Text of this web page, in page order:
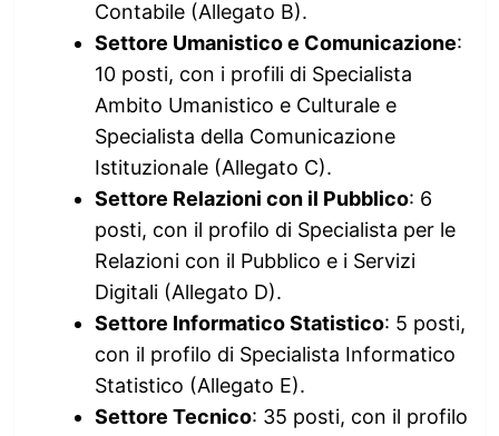
Contabile (Allegato B).
Settore Umanistico e Comunicazione:
10 posti, con i profili di Specialista
Ambito Umanistico e Culturale e
Specialista della Comunicazione
Istituzionale (Allegato C).
Settore Relazioni con il Pubblico: 6
posti, con il profilo di Specialista per le
Relazioni con il Pubblico e i Servizi
Digitali (Allegato D).
Settore Informatico Statistico: 5 posti,
con il profilo di Specialista Informatico
Statistico (Allegato E).
Settore Tecnico: 35 posti, con il profilo